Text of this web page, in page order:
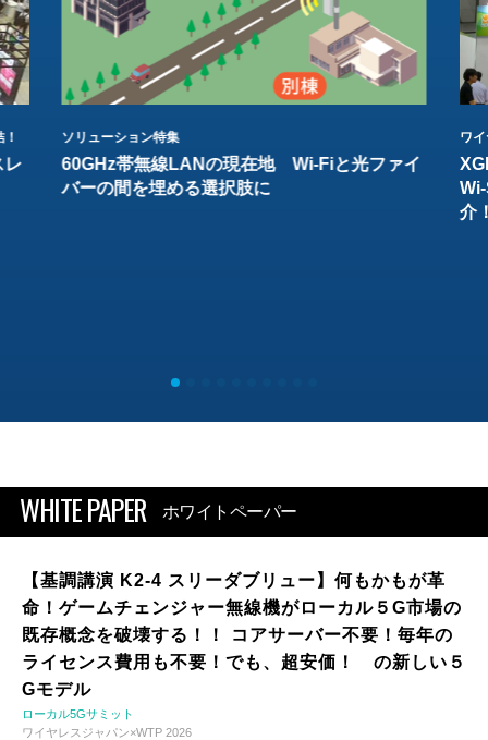
レ
ソリューション特集
60GHz帯無線LANの現在地 Wi-Fiと光ファイ
バーの間を埋める選択肢に
ワ
介
WHITE PAPER ホワイトペーパー
【基調講演 K2-4 スリーダブリュー】何もかもが革
命！ゲームチェンジャー無線機がローカル５G市場の
既存概念を破壊する！！ コアサーバー不要！毎年の
ライセンス費用も不要！でも、超安価！ の新しい５
Gモデル
ローカル5Gサミット
ワイヤレスジャパン×WTP 2026